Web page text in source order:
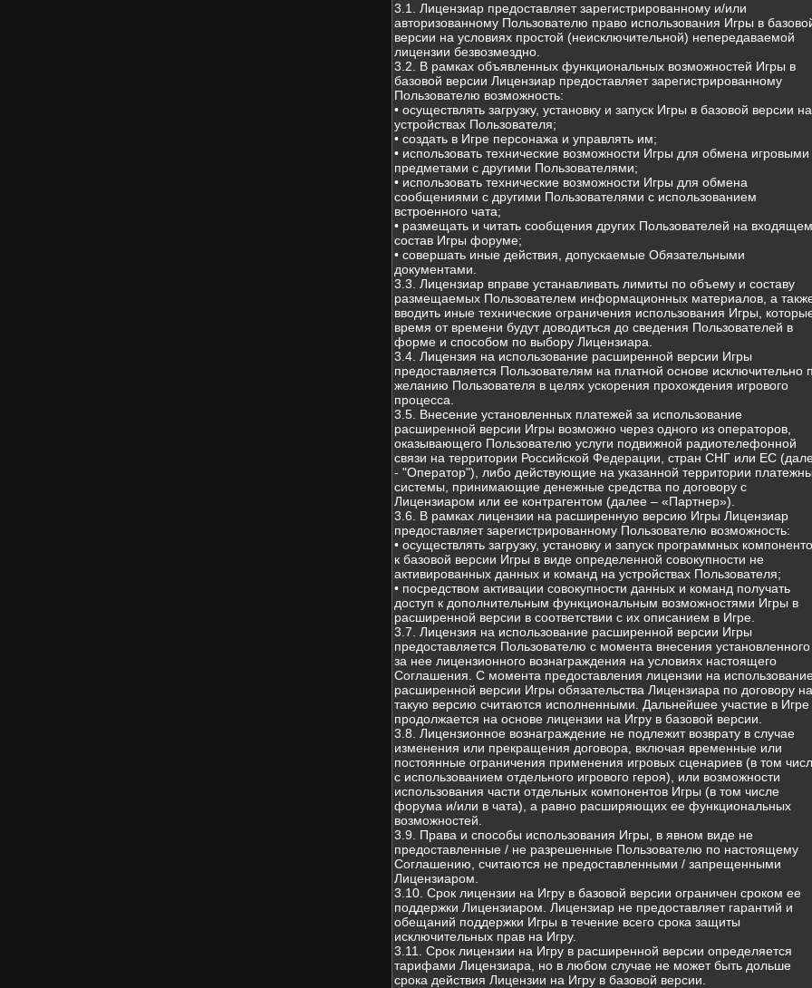
3.1. Лицензиар предоставляет зарегистрированному и/или
авторизованному Пользователю право использования Игры в
версии на условиях простой (неисключительной) непередаваемой
лицензии безвозмездно.
3.2. В рамках объявленных функциональных возможностей Игры в
базовой версии Лицензиар предоставляет зарегистрированному
Пользователю возможность:
• осуществлять загрузку, установку и запуск Игры в базовой версии на
устройствах Пользователя;
• создать в Игре персонажа и управлять им;
• использовать технические возможности Игры для обмена игровыми
предметами с другими Пользователями;
• использовать технические возможности Игры для обмена
сообщениями с другими Пользователями с использованием
встроенного чата;
• размещать и читать сообщения других Пользователей на
состав Игры форуме;
• совершать иные действия, допускаемые Обязательными
документами.
3.3. Лицензиар вправе устанавливать лимиты по объему и составу
размещаемых Пользователем информационных материалов, а
вводить иные технические ограничения использования Игры,
время от времени будут доводиться до сведения Пользователей в
форме и способом по выбору Лицензиара.
3.4. Лицензия на использование расширенной версии Игры
предоставляется Пользователям на платной основе исключительно
желанию Пользователя в целях ускорения прохождения игрового
процесса.
3.5. Внесение установленных платежей за использование
расширенной версии Игры возможно через одного из операторов,
оказывающего Пользователю услуги подвижной радиотелефонной
связи на территории Российской Федерации, стран СНГ или ЕС
- "Оператор"), либо действующие на указанной территории
системы, принимающие денежные средства по договору с
Лицензиаром или ее контрагентом (далее – «Партнер»).
3.6. В рамках лицензии на расширенную версию Игры Лицензиар
предоставляет зарегистрированному Пользователю возможность:
• осуществлять загрузку, установку и запуск программных
к базовой версии Игры в виде определенной совокупности не
активированных данных и команд на устройствах Пользователя;
• посредством активации совокупности данных и команд получать
доступ к дополнительным функциональным возможностями Игры в
расширенной версии в соответствии с их описанием в Игре.
3.7. Лицензия на использование расширенной версии Игры
предоставляется Пользователю с момента внесения установленного
за нее лицензионного вознаграждения на условиях настоящего
Соглашения. С момента предоставления лицензии на
расширенной версии Игры обязательства Лицензиара по договору на
такую версию считаются исполненными. Дальнейшее участие в Игре
продолжается на основе лицензии на Игру в базовой версии.
3.8. Лицензионное вознаграждение не подлежит возврату в случае
изменения или прекращения договора, включая временные или
постоянные ограничения применения игровых сценариев (в том
с использованием отдельного игрового героя), или возможности
использования части отдельных компонентов Игры (в том числе
форума и/или в чата), а равно расширяющих ее функциональных
возможностей.
3.9. Права и способы использования Игры, в явном виде не
предоставленные / не разрешенные Пользователю по настоящему
Соглашению, считаются не предоставленными / запрещенными
Лицензиаром.
3.10. Срок лицензии на Игру в базовой версии ограничен сроком ее
поддержки Лицензиаром. Лицензиар не предоставляет гарантий и
обещаний поддержки Игры в течение всего срока защиты
исключительных прав на Игру.
3.11. Срок лицензии на Игру в расширенной версии определяется
тарифами Лицензиара, но в любом случае не может быть дольше
срока действия Лицензии на Игру в базовой версии.